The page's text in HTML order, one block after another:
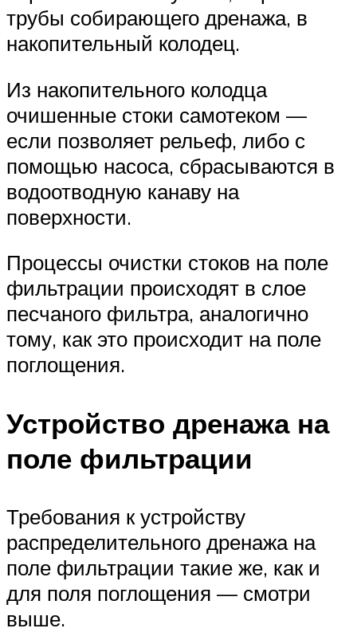
трубы собирающего дренажа, в
накопительный колодец.
Из накопительного колодца
очишенные стоки самотеком —
если позволяет рельеф, либо с
помощью насоса, сбрасываются в
водоотводную канаву на
поверхности.
Процессы очистки стоков на поле
фильтрации происходят в слое
песчаного фильтра, аналогично
тому, как это происходит на поле
поглощения.
Устройство дренажа на
поле фильтрации
Требования к устройству
распределительного дренажа на
поле фильтрации такие же, как и
для поля поглощения — смотри
выше.